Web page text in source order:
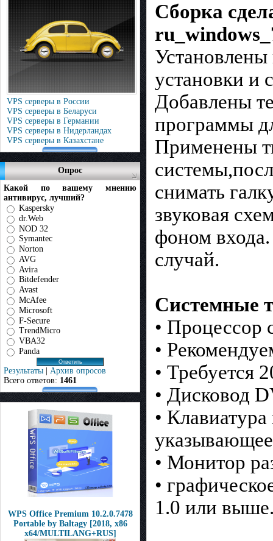
VPS серверы в России
VPS серверы в Беларуси
VPS серверы в Германии
VPS серверы в Нидерландах
VPS серверы в Казахстане
Опрос
Какой по вашему мнению
антивирус, лучший?
Kaspersky
dr.Web
NOD 32
Symantec
Norton
AVG
Avira
Bitdefender
Avast
McAfee
Microsoft
F-Secure
TrendMicro
VBA32
Panda
Результаты | Архив опросов
Всего ответов: 1461
WPS Office Premium 10.2.0.7478
Portable by Baltagy [2018, x86
x64/MULTILANG+RUS]
Сборка
установки и
Добавлены
программы
Применены
снимать
звуковая
фоном входа.
случай.
Системные
• Процессор
•
• Требуется
• Дисковод
•
• Монитор
•
1.0 или